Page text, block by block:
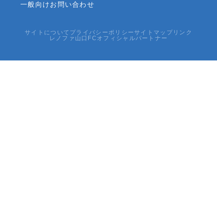
一般向けお問い合わせ
サイトについて プライバシーポリシーサイトマップ リンク
レノファ山口FCオフィシャルパートナー